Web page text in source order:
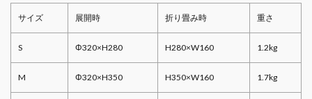
サイズ 展開時 折り畳み時 重さ
S Φ320×H280 H280×W160 1.2kg
M Φ320×H350 H350×W160 1.7kg